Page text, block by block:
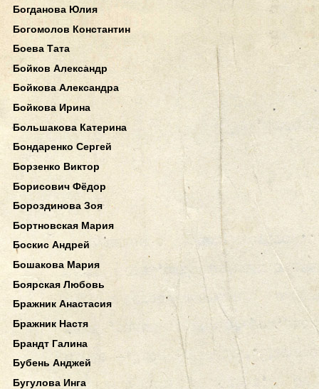
Богданова Юлия
Богомолов Константин
Боева Тата
Бойков Александр
Бойкова Александра
Бойкова Ирина
Большакова Катерина
Бондаренко Сергей
Борзенко Виктор
Борисович Фёдор
Бороздинова Зоя
Бортновская Мария
Боскис Андрей
Бошакова Мария
Боярская Любовь
Бражник Анастасия
Бражник Настя
Брандт Галина
Бубень Анджей
Бугулова Инга